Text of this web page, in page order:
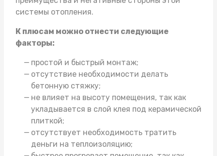
системы отопления.
К плюсам можно отнести следующие
факторы:
простой и быстрый монтаж;
отсутствие необходимости делать
бетонную стяжку;
не влияет на высоту помещения, так как
укладывается в слой клея под керамической
плиткой;
отсутствует необходимость тратить
деньги на теплоизоляцию;